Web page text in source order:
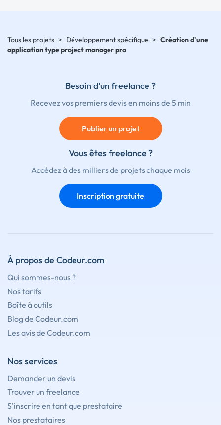
Tous les projets > Développement spécifique > Création d'une
application type project manager pro
Besoin d'un freelance ?
Recevez vos premiers devis en moins de 5 min
Publier un projet
Vous êtes freelance ?
Accédez à des milliers de projets chaque mois
Inscription gratuite
À propos de Codeur.com
Qui sommes-nous ?
Nos tarifs
Boîte à outils
Blog de Codeur.com
Les avis de Codeur.com
Nos services
Demander un devis
Trouver un freelance
S'inscrire en tant que prestataire
Nos prestataires